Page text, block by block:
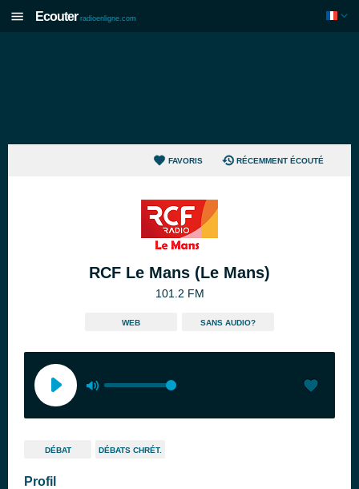
Ecouter radioenligne.com
FAVORIS RÉCEMMENT ÉCOUTÉ
RCF Le Mans (Le Mans)
101.2 FM
WEB SANS AUDIO?
DÉBAT DÉBATS CHRÉT.
Profil